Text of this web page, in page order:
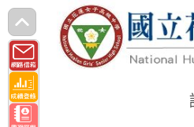
跳
轉
至
主
要